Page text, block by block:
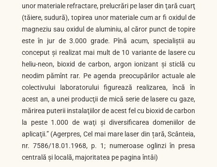
unor materiale refractare, prelucrări pe laser din ţară cuarţ
(tăiere, sudură), topirea unor materiale cum ar fi oxidul de
magneziu sau oxidul de aluminiu, al căror punct de topire
este în jur de 3.000 grade. Pînă acum, specialiştii au
conceput şi realizat mai mult de 10 variante de lasere cu
heliu-neon, bioxid de carbon, argon ionizant şi sticlă cu
neodim pămînt rar. Pe agenda preocupărilor actuale ale
colectivului laboratorului figurează realizarea, încă în
acest an, a unei producţii de mică serie de lasere cu gaze,
mărirea puterii instalaţiilor de acest fel cu bioxid de carbon
la peste 1.000 de waţi şi diversificarea domeniilor de
aplicaţii.” (Agerpres, Cel mai mare laser din țară, Scânteia,
nr. 7586/18.01.1968, p. 1; numeroase oglinzi în presa
centrală și locală, majoritatea pe pagina întâi)